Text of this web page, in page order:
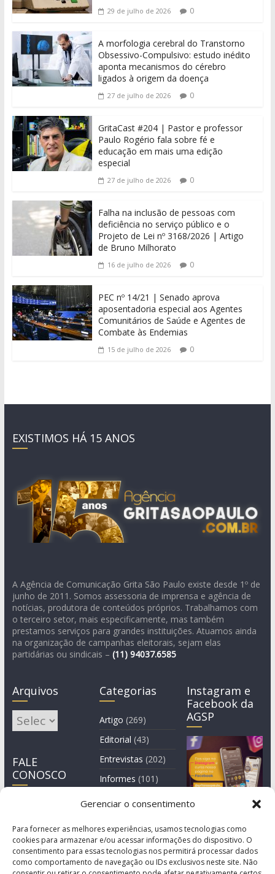
Gerenciar o consentimento
Para fornecer as melhores experiências, usamos tecnologias como
cookies para armazenar e/ou acessar informações do dispositivo. O
consentimento para essas tecnologias nos permitirá processar dados
como comportamento de navegação ou IDs exclusivos neste site. Não
29 de julho de 2026 0
A morfologia cerebral do Transtorno
Obsessivo-Compulsivo: estudo inédito
aponta mecanismos do cérebro
ligados à origem da doença
27 de julho de 2026 0
GritaCast #204 | Pastor e professor
Paulo Rogério fala sobre fé e
educação em mais uma edição
especial
27 de julho de 2026 0
Falha na inclusão de pessoas com
deficiência no serviço público e o
Projeto de Lei nº 3168/2026 | Artigo
de Bruno Milhorato
16 de julho de 2026 0
PEC nº 14/21 | Senado aprova
aposentadoria especial aos Agentes
Comunitários de Saúde e Agentes de
Combate às Endemias
15 de julho de 2026 0
EXISTIMOS HÁ 15 ANOS
A Agência de Comunicação Grita São Paulo existe desde 1º de
junho de 2011. Somos assessoria de imprensa e agência de
notícias, produtora de conteúdos próprios. Trabalhamos com
o terceiro setor, mais especificamente, mas também
prestamos serviços para grandes instituições. Atuamos ainda
na organização de campanhas eleitorais, sejam elas
partidárias ou sindicais – (11) 94037.6585
Arquivos
Arquivos
FALE
CONOSCO
Categorias
Artigo (269)
Editorial (43)
Entrevistas (202)
Informes (101)
Manchete
Instagram e
Facebook da
AGSP